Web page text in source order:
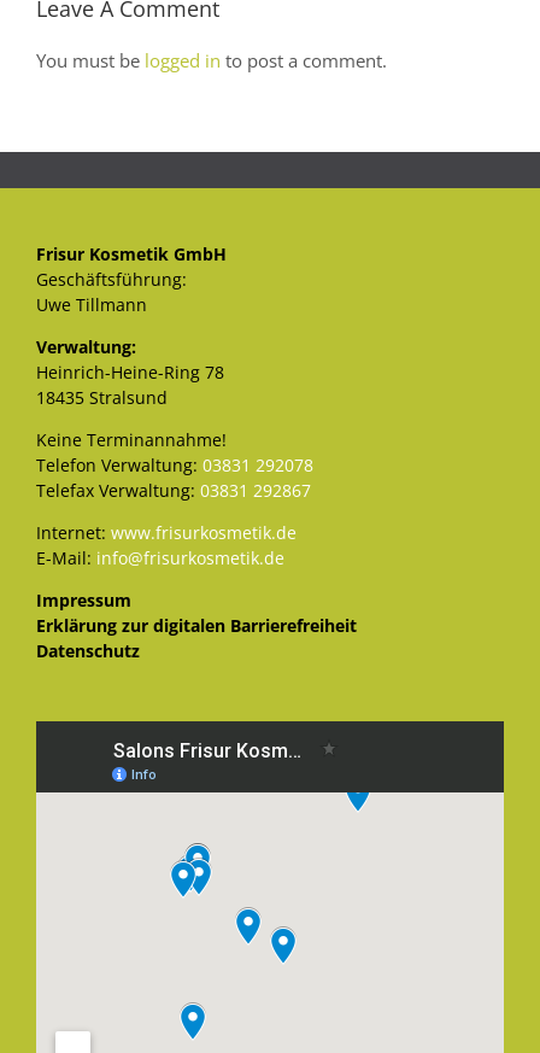
Leave A Comment
You must be logged in to post a comment.
Frisur Kosmetik GmbH
Geschäftsführung:
Uwe Tillmann
Verwaltung:
Heinrich-Heine-Ring 78
18435 Stralsund
Keine Terminannahme!
Telefon Verwaltung: 03831 292078
Telefax Verwaltung: 03831 292867
Internet: www.frisurkosmetik.de
E-Mail: info@frisurkosmetik.de
Impressum
Erklärung zur digitalen Barrierefreiheit
Datenschutz